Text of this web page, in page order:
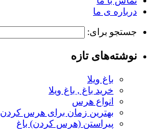
درباره ی ما
جستجو برای:
نوشته‌های تازه
باغ ویلا
خرید باغ , باغ ویلا
انواع هرس
بهترین زمان برای هرس کردن
پیراستن (هرس کردن) باغ